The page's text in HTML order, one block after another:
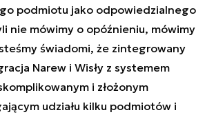
podmiotu jako odpowiedzialnego
nie mówimy o opóźnieniu, mówimy
świadomi, że zintegrowany
Narew i Wisły z systemem
i złożonym
udziału kilku podmiotów i